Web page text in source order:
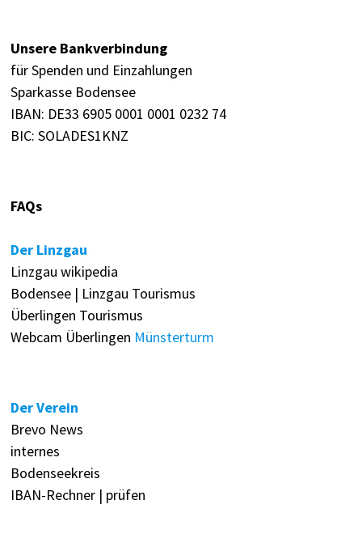
Unsere Bankverbindung
für Spenden und Einzahlungen
Sparkasse Bodensee
IBAN: DE33 6905 0001 0001 0232 74
BIC: SOLADES1KNZ
FAQs
Der Linzgau
Linzgau wikipedia
Bodensee | Linzgau Tourismus
Überlingen Tourismus
Webcam Überlingen Münsterturm
Der Verein
Brevo News
internes
Bodenseekreis
IBAN-Rechner | prüfen